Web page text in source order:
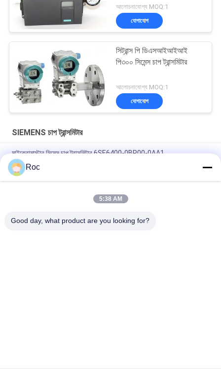
আলোচনাযোগ্য MOQ:1
যোগাযোগ
সিট্রান্স পি ডিএসআইআইআই
পি৩০০ সিমেন্স চাপ ট্রান্সমিটার
আলোচনাযোগ্য MOQ:1
যোগাযোগ
SIEMENS চাপ ট্রান্সমিটার
মাইক্রোমাস্টার সিমেন্স চাপ ট্রান্সমিটার 6SE6400-0BP00-0AA1
S7-200 6GK1716-0HB14-0AA0, হার্ডনেট ইত্যাদি S7 রেডকানেক্ট সিমেন্স
সিমেটিক
স্টেইনলেস স্টীল সিমেন্স চাপ ট্রান্সমিটার সফটওয়্যার সার্ভার রিডান্ডান্সি 6ES7652-
Roc
5:38 AM
Good day, what product are you looking for?